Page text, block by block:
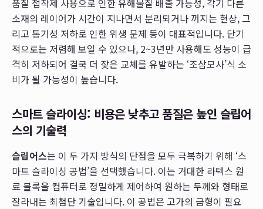
품질 접착제 사용으로 인한 유해물질 배출 가능성, 각기 다른
소재의 레이어가 시간이 지나면서 분리되거나 꺼지는 현상, 그
리고 통기성 저하로 인한 위생 문제 등이 대표적입니다. 단기
적으로는 저렴해 보일 수 있으나, 2~3년만 사용해도 성능이 급
격히 저하되어 결국 더 잦은 교체를 유발하는 ‘조삼모사’식 소
비가 될 가능성이 높습니다.
스마트 슬라이싱: 비용은 낮추고 품질은 높인 슬립어
스의 기술력
슬립어스는 이 두 가지 방식의 단점을 모두 극복하기 위해 ‘스
마트 슬라이싱 공법’을 선택했습니다. 이는 거대한 라텍스 원
료 블록을 컴퓨터로 정밀하게 제어하여 원하는 두께와 형태로
잘라내는 최첨단 기술입니다. 이 공법은 고가의 금형이 필요